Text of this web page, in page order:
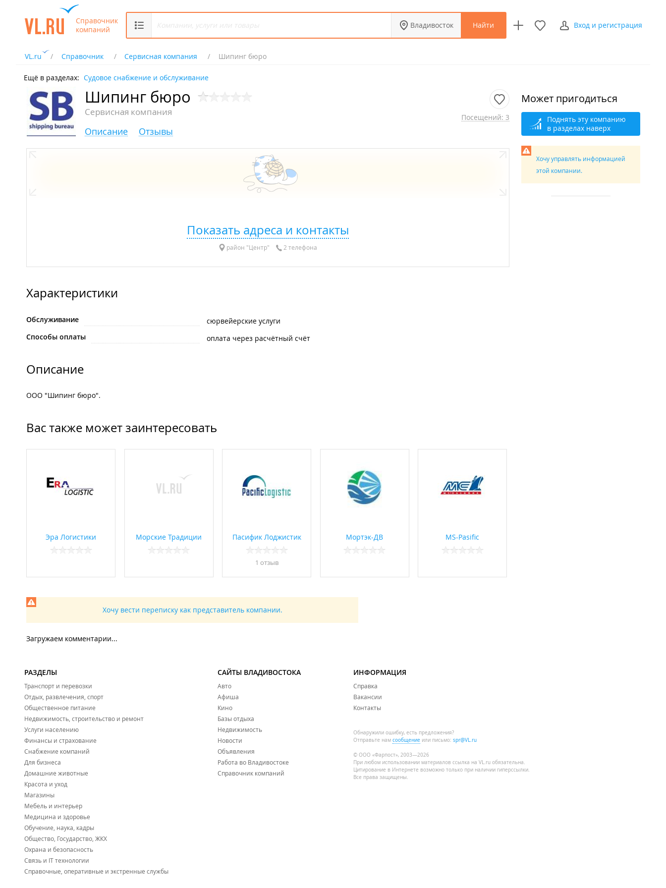
Справочник
компаний
Владивосток Найти Вход и регистрация
VL.ru Справочник Сервисная компания Шипинг бюро
Ещё в разделах: Судовое снабжение и обслуживание
Шипинг бюро
Сервисная компания Посещений: 3
Описание Отзывы
Показать адреса и контакты
район "Центр" 2 телефона
Характеристики
Обслуживание
сюрвейерские услуги
Способы оплаты
оплата через расчётный счёт
Описание
ООО "Шипинг бюро".
Вас также может заинтересовать
Эра Логистики Морские Традиции Пасифик Лоджистик
1 отзыв
Мортэк-ДВ MS-Pasific
Хочу вести переписку как представитель компании.
Загружаем комментарии...
Может пригодиться
Поднять эту компанию
в разделах наверх
Хочу управлять информацией
этой компании.
РАЗДЕЛЫ
Транспорт и перевозки
Отдых, развлечения, спорт
Общественное питание
Недвижимость, строительство и ремонт
Услуги населению
Финансы и страхование
Снабжение компаний
Для бизнеса
Домашние животные
Красота и уход
Магазины
Мебель и интерьер
Медицина и здоровье
Обучение, наука, кадры
Общество, Государство, ЖКХ
Охрана и безопасность
Связь и IT технологии
Справочные, оперативные и экстренные службы
САЙТЫ ВЛАДИВОСТОКА
Авто
Афиша
Кино
Базы отдыха
Недвижимость
Новости
Объявления
Работа во Владивостоке
Справочник компаний
ИНФОРМАЦИЯ
Справка
Вакансии
Контакты
Обнаружили ошибку, есть предложения?
Отправьте нам сообщение или письмо: spr@VL.ru
© ООО «Фарпост», 2003—2026
При любом использовании материалов ссылка на VL.ru обязательна.
Цитирование в Интернете возможно только при наличии гиперссылки.
Все права защищены.